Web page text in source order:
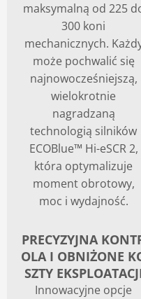
maksymalną od 225
300 koni
mechanicznych.
może pochwalić się
najnowocześniejszą,
wielokrotnie
nagradzaną
technologią silników
ECOBlue™ Hi-eSCR 2,
która optymalizuje
moment obrotowy,
moc i wydajność.
PRECYZYJNA
OLA I OBNIŻONE
SZTY
Innowacyjne opcje